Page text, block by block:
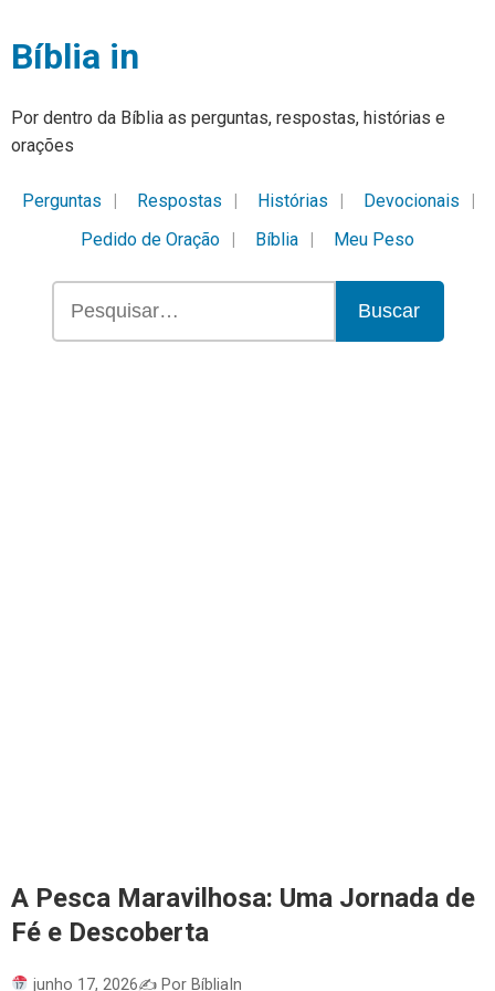
Bíblia in
Por dentro da Bíblia as perguntas, respostas, histórias e
orações
Perguntas Respostas Histórias
Devocionais
Pedido de Oração
Bíblia Meu Peso
Buscar
A Pesca Maravilhosa: Uma Jornada de
Fé e Descoberta
junho 17, 2026✍️ Por BíbliaIn